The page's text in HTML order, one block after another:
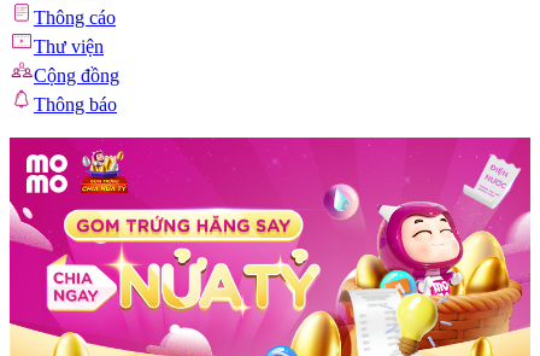
Thông cáo
Thư viện
Cộng đồng
Thông báo